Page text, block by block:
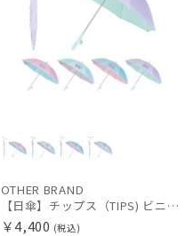
OTHER BRAND
【日傘】チップス（TIPS) ビニール窓 星 オーロラ 長傘 【公式ムーンバット】 晴雨兼用 一級遮光 雨の日OK 遮蔽 遮熱 ゆめかわ キッズ 子供
￥4,400 (税込)